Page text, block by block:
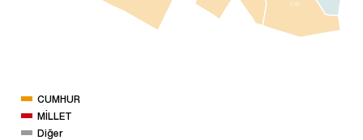
ÇYK
CUMHUR
MİLLET
Diğer